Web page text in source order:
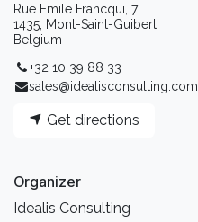
Rue Emile Francqui, 7
1435, Mont-Saint-Guibert
Belgium
+32 10 39 88 33
sales@idealisconsulting.com
Get directions
Organizer
Idealis Consulting